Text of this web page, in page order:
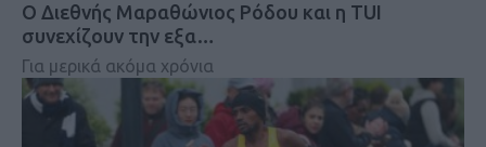
Ο Διεθνής Μαραθώνιος Ρόδου και η TUI
συνεχίζουν την εξα…
Για μερικά ακόμα χρόνια